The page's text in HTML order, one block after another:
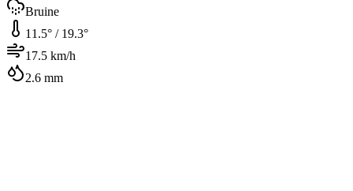
Bruine
11.5° / 19.3°
17.5 km/h
2.6 mm